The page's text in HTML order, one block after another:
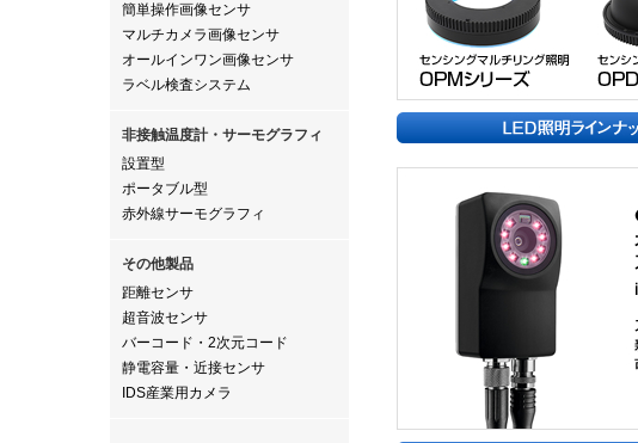
簡単操作画像センサ
マルチカメラ画像センサ
オールインワン画像センサ
ラベル検査システム
非接触温度計・サーモグラフィ
設置型
ポータブル型
赤外線サーモグラフィ
その他製品
距離センサ
超音波センサ
バーコード・2次元コード
静電容量・近接センサ
IDS産業用カメラ